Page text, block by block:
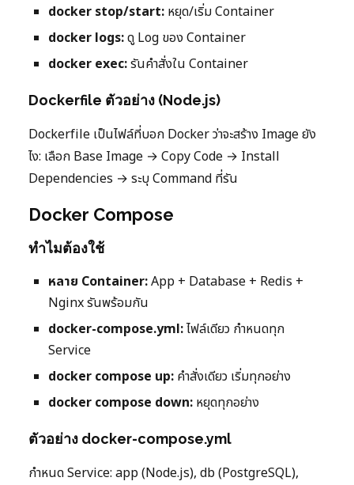
docker stop/start: หยุด/เริ่ม Container
docker logs:ดู Log ของ Container
docker exec:รันคำสั่งใน Container
Dockerfile ตัวอย่าง (Node.js)
Dockerfile เป็นไฟล์ที่บอก Docker ว่าจะสร้าง Image ยัง
ไง: เลือก Base Image → Copy Code → Install
Dependencies → ระบุ Command ที่รัน
Docker Compose
ทำไมต้องใช้
หลาย Container:App + Database + Redis +
Nginx รันพร้อมกัน
docker-compose.yml:ไฟล์เดียว กำหนดทุก
Service
docker compose up: คำสั่งเดียว เริ่มทุกอย่าง
docker compose down: หยุดทุกอย่าง
ตัวอย่าง docker-compose.yml
กำหนด Service: app (Node.js), db (PostgreSQL),